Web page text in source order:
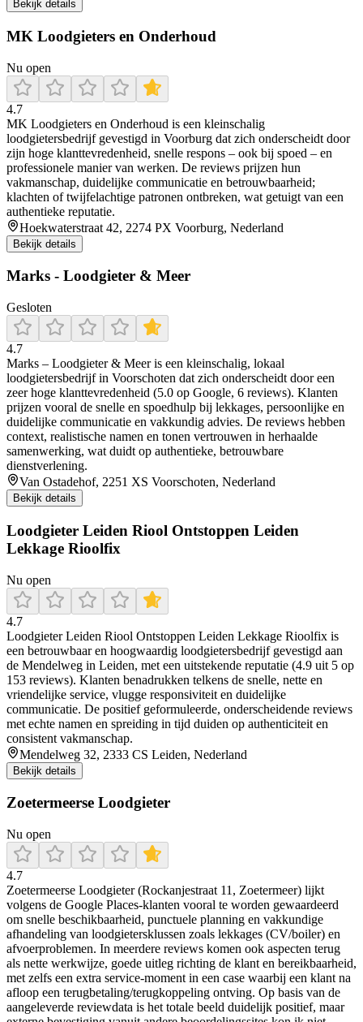
Bekijk details
MK Loodgieters en Onderhoud
Nu open
4.7
MK Loodgieters en Onderhoud is een kleinschalig
loodgietersbedrijf gevestigd in Voorburg dat zich onderscheidt door
zijn hoge klanttevredenheid, snelle respons – ook bij spoed – en
professionele manier van werken. De reviews prijzen hun
vakmanschap, duidelijke communicatie en betrouwbaarheid;
klachten of twijfelachtige patronen ontbreken, wat getuigt van een
authentieke reputatie.
Hoekwaterstraat 42, 2274 PX Voorburg, Nederland
Bekijk details
Marks - Loodgieter & Meer
Gesloten
4.7
Marks – Loodgieter & Meer is een kleinschalig, lokaal
loodgietersbedrijf in Voorschoten dat zich onderscheidt door een
zeer hoge klanttevredenheid (5.0 op Google, 6 reviews). Klanten
prijzen vooral de snelle en spoedhulp bij lekkages, persoonlijke en
duidelijke communicatie en vakkundig advies. De reviews hebben
context, realistische namen en tonen vertrouwen in herhaalde
samenwerking, wat duidt op authentieke, betrouwbare
dienstverlening.
Van Ostadehof, 2251 XS Voorschoten, Nederland
Bekijk details
Loodgieter Leiden Riool Ontstoppen Leiden
Lekkage Rioolfix
Nu open
4.7
Loodgieter Leiden Riool Ontstoppen Leiden Lekkage Rioolfix is
een betrouwbaar en hoogwaardig loodgietersbedrijf gevestigd aan
de Mendelweg in Leiden, met een uitstekende reputatie (4.9 uit 5 op
153 reviews). Klanten benadrukken telkens de snelle, nette en
vriendelijke service, vlugge responsiviteit en duidelijke
communicatie. De positief geformuleerde, onderscheidende reviews
met echte namen en spreiding in tijd duiden op authenticiteit en
consistent vakmanschap.
Mendelweg 32, 2333 CS Leiden, Nederland
Bekijk details
Zoetermeerse Loodgieter
Nu open
4.7
Zoetermeerse Loodgieter (Rockanjestraat 11, Zoetermeer) lijkt
volgens de Google Places-klanten vooral te worden gewaardeerd
om snelle beschikbaarheid, punctuele planning en vakkundige
afhandeling van loodgietersklussen zoals lekkages (CV/boiler) en
afvoerproblemen. In meerdere reviews komen ook aspecten terug
als nette werkwijze, goede uitleg richting de klant en bereikbaarheid,
met zelfs een extra service-moment in een case waarbij een klant na
afloop een terugbetaling/terugkoppeling ontving. Op basis van de
aangeleverde reviewdata is het totale beeld duidelijk positief, maar